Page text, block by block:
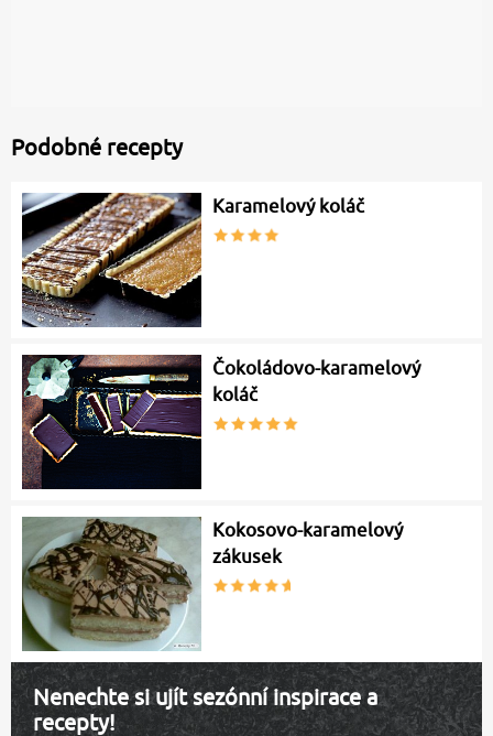
Podobné recepty
Karamelový koláč
Čokoládovo-karamelový
koláč
Kokosovo-karamelový
zákusek
Nenechte si ujít sezónní inspirace a
recepty!